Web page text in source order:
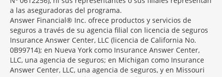
a las aseguradoras del programa.
Answer Financial® Inc. ofrece productos y servicios de
seguros a través de su agencia filial con licencia de seguros
Insurance Answer Center, LLC (licencia de California No.
0B99714); en Nueva York como Insurance Answer Center,
LLC, una agencia de seguros; en Michigan como Insurance
Answer Center, LLC, una agencia de seguros, y en Missouri